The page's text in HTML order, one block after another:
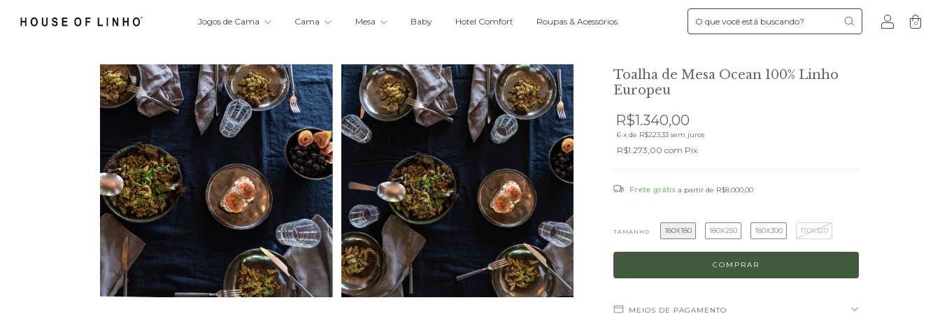
Jogos de Cama Cama Mesa Baby Hotel Comfort Roupas & Acessórios 0
Toalha de Mesa Ocean 100% Linho
Europeu
R$1.340,00
6 x de R$223,33 sem juros
R$1.273,00com Pix
Frete grátis a partir de R$8.000,00
TAMANHO 180X180 180X250 180X300 170X320
MEIOS DE PAGAMENTO